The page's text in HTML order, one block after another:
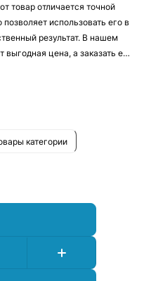
товар отличается точной
позволяет использовать его в
результат. В нашем
цена, а заказать его
категории